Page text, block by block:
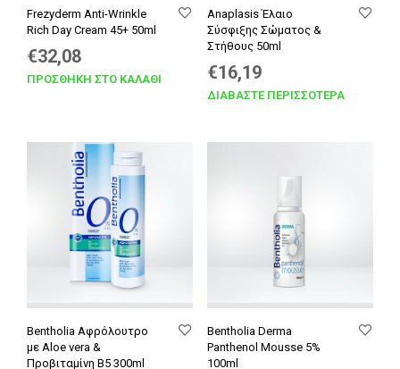
Frezyderm Anti-Wrinkle
Rich Day Cream 45+ 50ml
Original
price
€32,08Η
τρέχουσα
€32,08.
ΠΡΟΣΘΉΚΗ ΣΤΟ ΚΑΛΆΘΙ
Anaplasis Έλαιο
Σύσφιξης Σώματος &
Στήθους 50ml
Original
price
€16,19Η
τρέχουσα
€16,19.
ΔΙΑΒΆΣΤΕ ΠΕΡΙΣΣΌΤΕΡΑ
Bentholia Αφρόλουτρο
με Aloe vera &
Προβιταμίνη Β5 300ml
Bentholia Derma
Panthenol Mousse 5%
100ml